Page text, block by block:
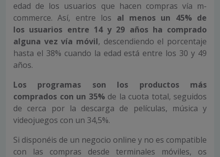
edad de los usuarios que hacen compras vía m-
commerce. Así, entre los al menos un 45% de
los usuarios entre 14 y 29 años ha comprado
alguna vez vía móvil, descendiendo el porcentaje
hasta el 38% cuando la edad está entre los 30 y 49
años.
Los programas son los productos más
comprados con un 35%de la cuota total, seguidos
de cerca por la descarga de películas, música y
videojuegos con un 34,5%.
Si disponéis de un negocio online y no es compatible
con las compras desde terminales móviles, os